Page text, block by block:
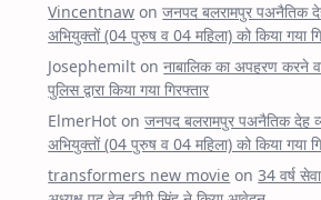
Vincentnaw onजनपद बलरामपुर पअनैतिक
अभियुक्तों (04 पुरुष व 04 महिला) को किया गया
Josephemilt onनाबालिक का अपहरण करने
पुलिस द्वारा किया गया गिरफ्तार
ElmerHot onजनपद बलरामपुर पअनैतिक देह
अभियुक्तों (04 पुरुष व 04 महिला) को किया गया
transformers new movie on34 वर्ष